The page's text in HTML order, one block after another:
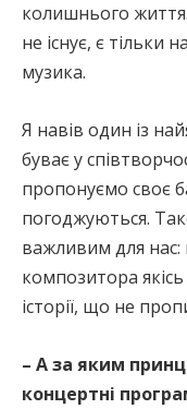
колишнього
не існує, є тільки
музика.
Я навів один із
буває у
пропонуємо своє
погоджуються.
важливим для нас:
композитора
історії, що не
– А за яким
концертні